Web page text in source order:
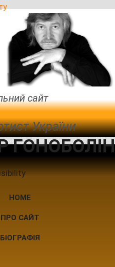
сайт
України
ГОНОБОЛІН
HOME
ПРО САЙТ
БІОГРАФІЯ